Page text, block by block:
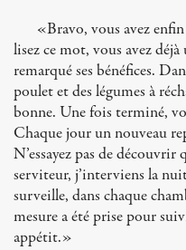
«Bravo, vous avez
lisez ce mot, vous avez
remarqué ses bénéfices.
poulet et des légumes à
bonne. Une fois terminé,
Chaque jour un nouveau
N’essayez pas de
serviteur, j’interviens la
surveille, dans chaque
mesure a été prise pour
appétit.»